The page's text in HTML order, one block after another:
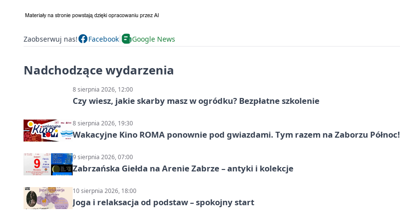
Zaobserwuj nas! Facebook Google News
Nadchodzące wydarzenia
8 sierpnia 2026, 12:00
Czy wiesz, jakie skarby masz w ogródku? Bezpłatne szkolenie
8 sierpnia 2026, 19:30
Wakacyjne Kino ROMA ponownie pod gwiazdami. Tym razem na Zaborzu Północ!
9 sierpnia 2026, 07:00
Zabrzańska Giełda na Arenie Zabrze – antyki i kolekcje
10 sierpnia 2026, 18:00
Joga i relaksacja od podstaw – spokojny start